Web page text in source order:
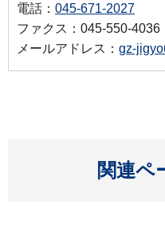
電話： 045-671-2027
ファクス：045-550-4036
メールアドレス： gz-
関連ペ